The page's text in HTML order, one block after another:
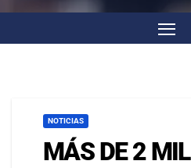
NOTICIAS
MÁS DE 2 MIL